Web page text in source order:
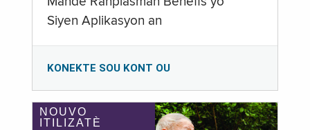
Siyen Aplikasyon an
KONEKTE SOU KONT OU
NOUVO
ITILIZATÈ